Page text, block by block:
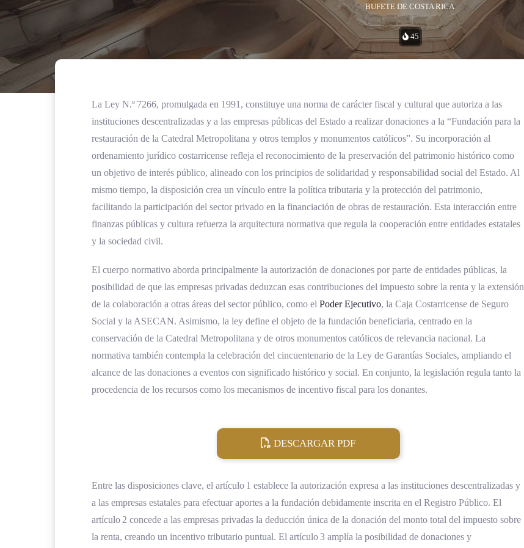
BUFETE DE COSTA RICA
45
La Ley N.º 7266, promulgada en 1991, constituye una norma de carácter fiscal y cultural que autoriza a las
instituciones descentralizadas y a las empresas públicas del Estado a realizar donaciones a la “Fundación para la
restauración de la Catedral Metropolitana y otros templos y monumentos católicos”. Su incorporación al
ordenamiento jurídico costarricense refleja el reconocimiento de la preservación del patrimonio histórico como
un objetivo de interés público, alineado con los principios de solidaridad y responsabilidad social del Estado. Al
mismo tiempo, la disposición crea un vínculo entre la política tributaria y la protección del patrimonio,
facilitando la participación del sector privado en la financiación de obras de restauración. Esta interacción entre
finanzas públicas y cultura refuerza la arquitectura normativa que regula la cooperación entre entidades estatales
y la sociedad civil.
El cuerpo normativo aborda principalmente la autorización de donaciones por parte de entidades públicas, la
posibilidad de que las empresas privadas deduzcan esas contribuciones del impuesto sobre la renta y la extensión
de la colaboración a otras áreas del sector público, como el Poder Ejecutivo, la Caja Costarricense de Seguro
Social y la ASECAN. Asimismo, la ley define el objeto de la fundación beneficiaria, centrado en la
conservación de la Catedral Metropolitana y de otros monumentos católicos de relevancia nacional. La
normativa también contempla la celebración del cincuentenario de la Ley de Garantías Sociales, ampliando el
alcance de las donaciones a eventos con significado histórico y social. En conjunto, la legislación regula tanto la
procedencia de los recursos como los mecanismos de incentivo fiscal para los donantes.
DESCARGAR PDF
Entre las disposiciones clave, el artículo 1 establece la autorización expresa a las instituciones descentralizadas y
a las empresas estatales para efectuar aportes a la fundación debidamente inscrita en el Registro Público. El
artículo 2 concede a las empresas privadas la deducción única de la donación del monto total del impuesto sobre
la renta, creando un incentivo tributario puntual. El artículo 3 amplía la posibilidad de donaciones y